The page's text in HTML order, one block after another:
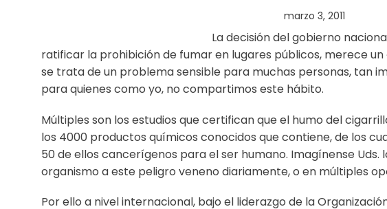
marzo 3, 2011
La decisión del gobierno
ratificar la prohibición de fumar en lugares públicos, merece
se trata de un problema sensible para muchas personas, tan
para quienes como yo, no compartimos este hábito.
Múltiples son los estudios que certifican que el humo del
los 4000 productos químicos conocidos que contiene, de los
50 de ellos cancerígenos para el ser humano. Imagínense
organismo a este peligro veneno diariamente, o en múltiples
Por ello a nivel internacional, bajo el liderazgo de la